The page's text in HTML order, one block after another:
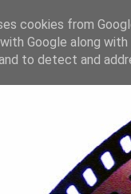
cookies from
Google along
to detect and